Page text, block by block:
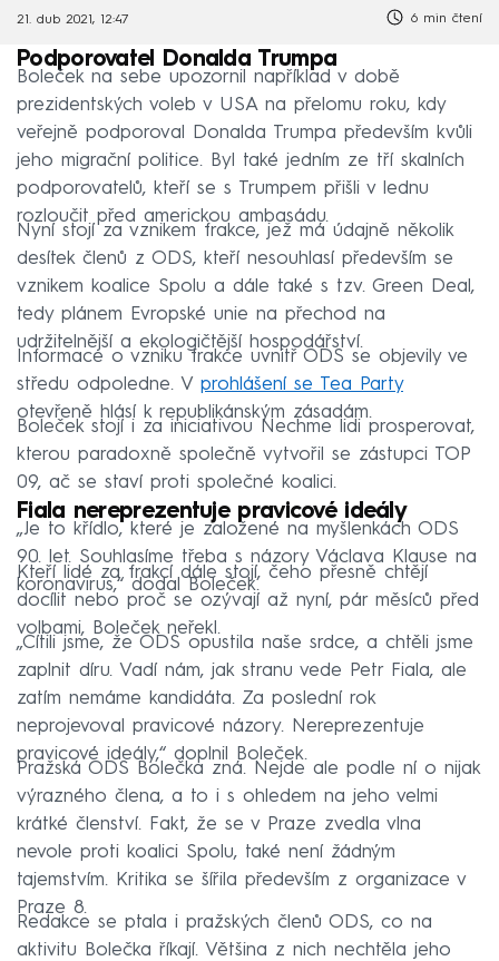
21. dub 2021, 12:47 6 min čtení
Podporovatel Donalda Trumpa
Boleček na sebe upozornil například v době
prezidentských voleb v USA na přelomu roku, kdy
veřejně podporoval Donalda Trumpa především kvůli
jeho migrační politice. Byl také jedním ze tří skalních
podporovatelů, kteří se s Trumpem přišli v lednu
rozloučit před americkou ambasádu.
Nyní stojí za vznikem frakce, jež má údajně několik
desítek členů z ODS, kteří nesouhlasí především se
vznikem koalice Spolu a dále také s tzv. Green Deal,
tedy plánem Evropské unie na přechod na
udržitelnější a ekologičtější hospodářství.
Informace o vzniku frakce uvnitř ODS se objevily ve
středu odpoledne. V prohlášení se Tea Party
otevřeně hlásí k republikánským zásadám.
Boleček stojí i za iniciativou Nechme lidi prosperovat,
kterou paradoxně společně vytvořil se zástupci TOP
09, ač se staví proti společné koalici.
Fiala nereprezentuje pravicové ideály
„Je to křídlo, které je založené na myšlenkách ODS
90. let. Souhlasíme třeba s názory Václava Klause na
koronavirus,“ dodal Boleček.
Kteří lidé za frakcí dále stojí, čeho přesně chtějí
docílit nebo proč se ozývají až nyní, pár měsíců před
volbami, Boleček neřekl.
„Cítili jsme, že ODS opustila naše srdce, a chtěli jsme
zaplnit díru. Vadí nám, jak stranu vede Petr Fiala, ale
zatím nemáme kandidáta. Za poslední rok
neprojevoval pravicové názory. Nereprezentuje
pravicové ideály,“ doplnil Boleček.
Pražská ODS Bolečka zná. Nejde ale podle ní o nijak
výrazného člena, a to i s ohledem na jeho velmi
krátké členství. Fakt, že se v Praze zvedla vlna
nevole proti koalici Spolu, také není žádným
tajemstvím. Kritika se šířila především z organizace v
Praze 8.
Redakce se ptala i pražských členů ODS, co na
aktivitu Bolečka říkají. Většina z nich nechtěla jeho